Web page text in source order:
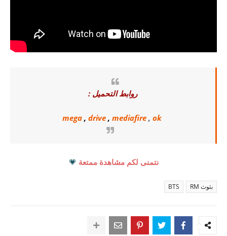
روابط التحميل :
mega , drive , mediafire, ok
نتمنى لكم مشاهدة ممتعة 💗
بثوث RM BTS